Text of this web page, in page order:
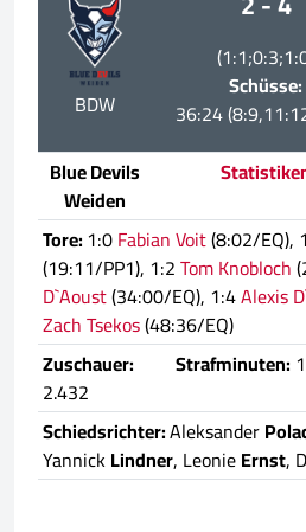
BDW
Schüsse:
36:24
Blue Devils
Weiden
Tore:1:0Fabian Voit(8:02/EQ),
(19:11/PP1), 1:2Tom Knobloch
D`Aoust(34:00/EQ), 1:4Alexis
Zach Tsekos(48:36/EQ)
Zuschauer:
2.432
Strafminuten:
Schiedsrichter:Aleksander
YannickLindner, LeonieErnst,